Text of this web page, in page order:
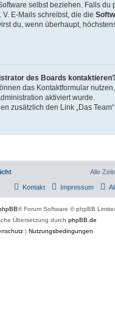
selbst beziehen. Falls du
E-Mails schreibst, die die
du, wenn überhaupt,
des Boards
das Kontaktformular
aktiviert wurde.
zusätzlich den Link „Das
Alle
Impressum
Kontakt
® Forum Software © phpBB
Übersetzung durch phpBB.de
| Nutzungsbedingungen